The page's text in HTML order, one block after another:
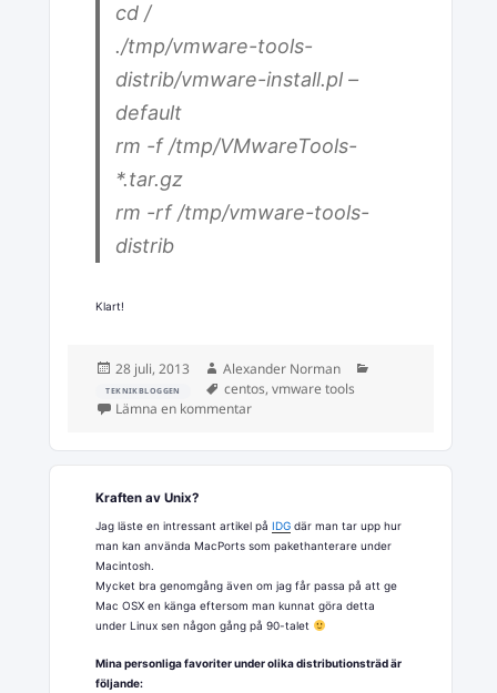
cd /
./tmp/vmware-tools-
distrib/vmware-install.pl –
default
rm -f /tmp/VMwareTools-
*.tar.gz
rm -rf /tmp/vmware-tools-
distrib
Klart!
Postat
28 juli, 2013 Författare
Alexander Norman
TEKNIKBLOGGEN Taggar
centos, vmware tools
Lämna en kommentartill Installera vmware-tools på CentOS 6
Kraften av Unix?
Jag läste en intressant artikel på IDG där man tar upp hur
man kan använda MacPorts som pakethanterare under
Macintosh.
Mycket bra genomgång även om jag får passa på att ge
Mac OSX en känga eftersom man kunnat göra detta
under Linux sen någon gång på 90-talet
Mina personliga favoriter under olika distributionsträd är
följande: